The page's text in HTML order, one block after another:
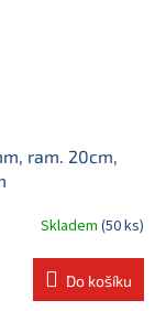
ram. 20cm,
Skladem (50 ks)
Do košíku